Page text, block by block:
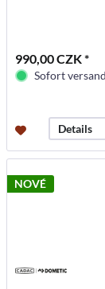
990,00 CZK *
Sofort
Details
NOVÉ